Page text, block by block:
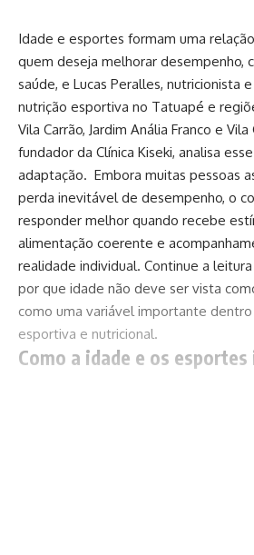
Idade e esportes formam uma
quem deseja melhorar desempenho,
saúde, e Lucas Peralles, nutricionista
nutrição esportiva no Tatuapé e
Vila Carrão, Jardim Anália Franco e
fundador da Clínica Kiseki, analisa
adaptação. Embora muitas pessoas
perda inevitável de desempenho, o
responder melhor quando recebe
alimentação coerente e
realidade individual. Continue a
por que idade não deve ser vista
como uma variável importante
esportiva e nutricional.
Como a idade e os